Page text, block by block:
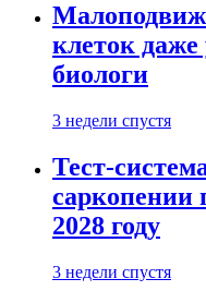
клеток
биологи
3 недели спустя
Тест-
саркопении
2028 году
3 недели спустя